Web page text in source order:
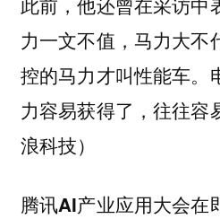
力一文不值，马力大不
控的马力才叫性能车。
力容易获得了，往往容
浪科技）
腾讯AI产业应用大会在